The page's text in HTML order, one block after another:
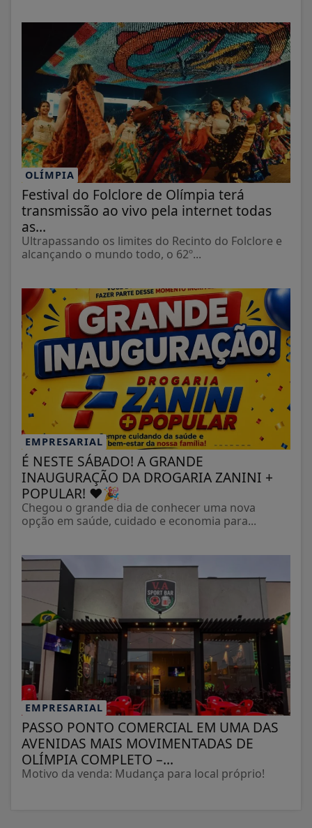
OLÍMPIA
Festival do Folclore de Olímpia terá
transmissão ao vivo pela internet todas
as...
Ultrapassando os limites do Recinto do Folclore e
alcançando o mundo todo, o 62º...
EMPRESARIAL
É NESTE SÁBADO! A GRANDE
INAUGURAÇÃO DA DROGARIA ZANINI +
POPULAR! ❤️🎉
Chegou o grande dia de conhecer uma nova
opção em saúde, cuidado e economia para...
EMPRESARIAL
PASSO PONTO COMERCIAL EM UMA DAS
AVENIDAS MAIS MOVIMENTADAS DE
OLÍMPIA COMPLETO –...
Motivo da venda: Mudança para local próprio!